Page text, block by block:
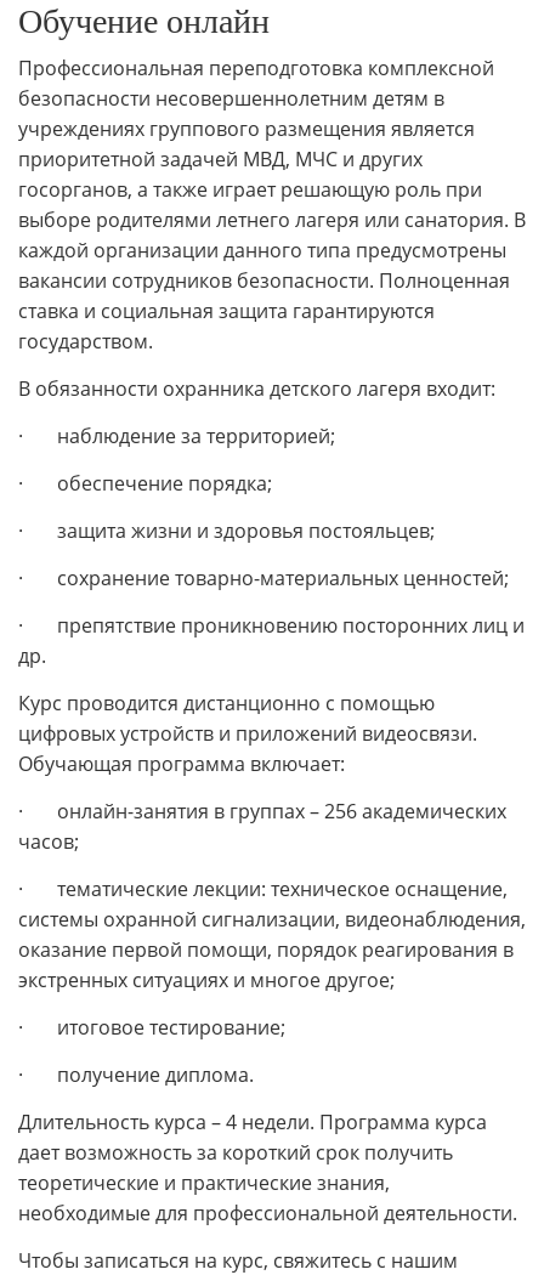
Обучение онлайн
Профессиональная переподготовка комплексной
безопасности несовершеннолетним детям в
учреждениях группового размещения является
приоритетной задачей МВД, МЧС и других
госорганов, а также играет решающую роль при
выборе родителями летнего лагеря или санатория. В
каждой организации данного типа предусмотрены
вакансии сотрудников безопасности. Полноценная
ставка и социальная защита гарантируются
государством.
В обязанности охранника детского лагеря входит:
· наблюдение за территорией;
· обеспечение порядка;
· защита жизни и здоровья постояльцев;
· сохранение товарно-материальных ценностей;
· препятствие проникновению посторонних лиц и
др.
Курс проводится дистанционно с помощью
цифровых устройств и приложений видеосвязи.
Обучающая программа включает:
· онлайн-занятия в группах – 256 академических
часов;
· тематические лекции: техническое оснащение,
системы охранной сигнализации, видеонаблюдения,
оказание первой помощи, порядок реагирования в
экстренных ситуациях и многое другое;
· итоговое тестирование;
· получение диплома.
Длительность курса – 4 недели. Программа курса
дает возможность за короткий срок получить
теоретические и практические знания,
необходимые для профессиональной деятельности.
Чтобы записаться на курс, свяжитесь с нашим